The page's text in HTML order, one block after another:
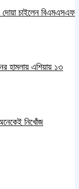
দোয়া চাইলেন বিএমএসএফ
হামলায় এশিয়ায় ১৩
নিখোঁজ